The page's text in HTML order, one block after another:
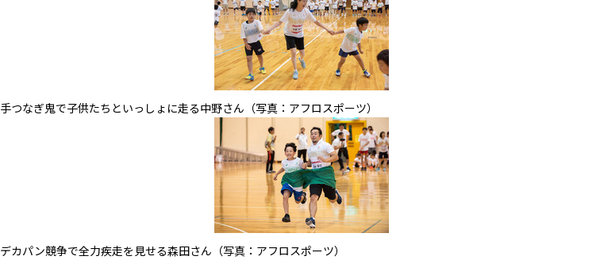
手つなぎ鬼で子供たちといっしょに走る中野さん（写真：アフロスポーツ）
デカパン競争で全力疾走を見せる森田さん（写真：アフロスポーツ）